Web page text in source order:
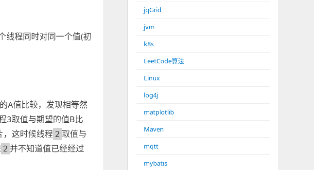
线程同时对同一个值(初
A值比较，发现相等然
3取值与期望的值B比
，这时候线程 2 取值与
2 并不知道值已经经过
jqGrid
jvm
k8s
LeetCode算法
Linux
log4j
matplotlib
Maven
mqtt
mybatis